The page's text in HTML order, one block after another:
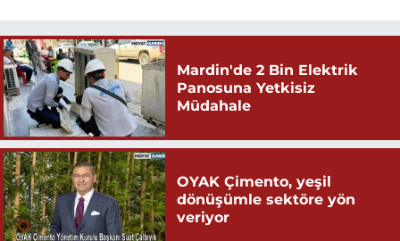
Mardin'de 2 Bin Elektrik
Panosuna Yetkisiz
Müdahale
OYAK Çimento, yeşil
dönüşümle sektöre yön
veriyor